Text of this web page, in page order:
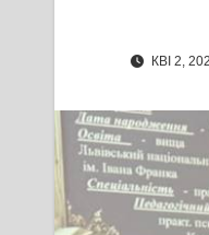
КВІ 2,